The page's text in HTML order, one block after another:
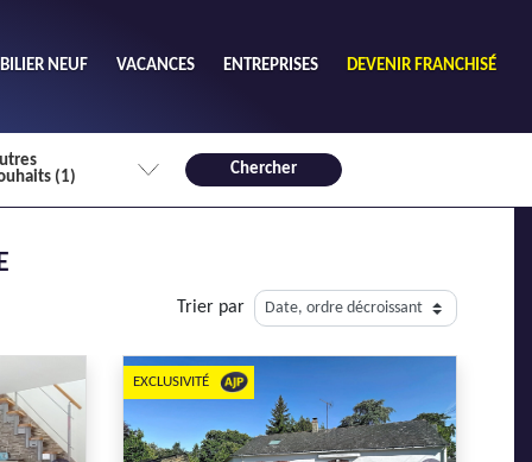
NEUF VACANCES ENTREPRISES DEVENIR FRANCHISÉ
(1)
Chercher
Trier par
EXCLUSIVITÉ